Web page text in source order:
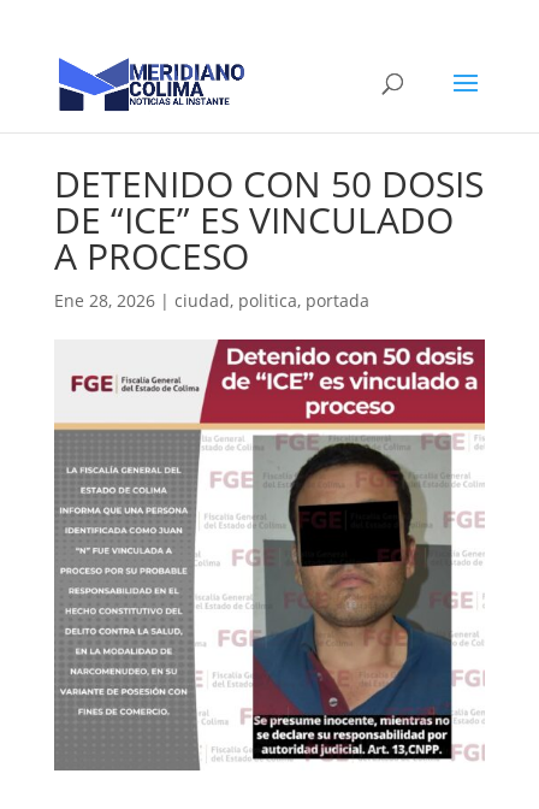
DETENIDO CON 50 DOSIS
DE “ICE” ES VINCULADO
A PROCESO
Ene 28, 2026| ciudad, politica, portada